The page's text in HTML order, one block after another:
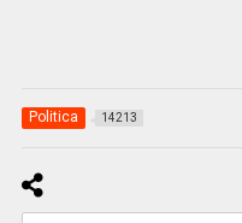
Politica 14213